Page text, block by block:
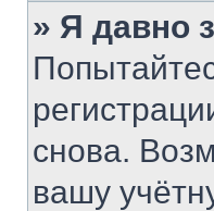
» Я давно
снова.
вашу